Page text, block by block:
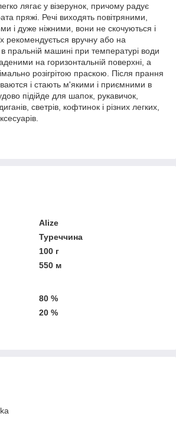
лягає у візерунок, причому радує
пряжі. Речі виходять повітряними,
і дуже ніжними, вони не скочуються і
рекомендується вручну або на
пральній машині при температурі води
на горизонтальній поверхні, а
розігрітою праскою. Після прання
і стають м'якими і приємними в
підійде для шапок, рукавичок,
светрів, кофтинок і різних легких,
Alize
Туреччина
100 г
550 м
80 %
20 %